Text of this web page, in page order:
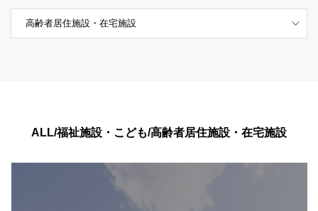
ALL/福祉施設・こども/高齢者居住施設・在宅施設